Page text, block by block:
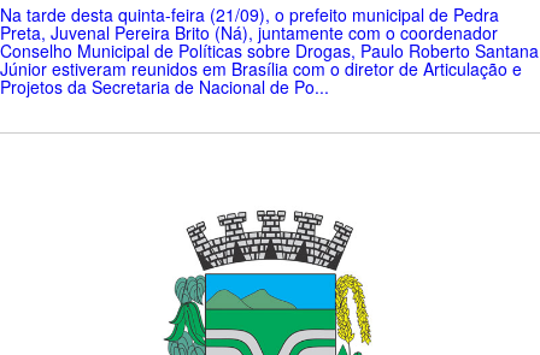
Na tarde desta quinta-feira (21/09), o prefeito municipal de Pedra
Preta, Juvenal Pereira Brito (Ná), juntamente com o coordenador
Conselho Municipal de Políticas sobre Drogas, Paulo Roberto Santana
Júnior estiveram reunidos em Brasília com o diretor de Articulação e
Projetos da Secretaria de Nacional de Po...